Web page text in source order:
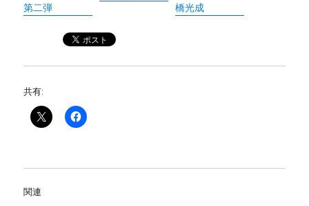
第二弾
橋光成
共有:
関連